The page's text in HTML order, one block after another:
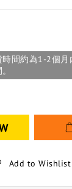
間約為1-2個月
Add to Wishlist